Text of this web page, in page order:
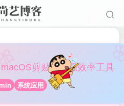
剪贴板增强效率工具
系统应用